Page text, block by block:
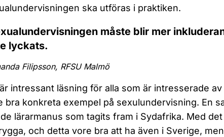
ska utföras i praktiken.
måste blir mer
lyckats.
Filipsson, RFSU Malmö
intressant läsning för alla som är intresserade
bra konkreta exempel på sexulundervisning. En
lärarmanus som tagits fram i Sydafrika. Med
och detta vore bra att ha även i Sverige,